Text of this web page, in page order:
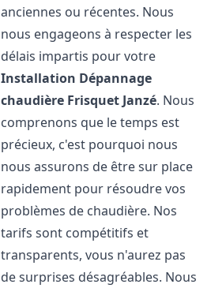
anciennes ou récentes. Nous
nous engageons à respecter les
délais impartis pour votre
Installation Dépannage
chaudière Frisquet Janzé. Nous
comprenons que le temps est
précieux, c'est pourquoi nous
nous assurons de être sur place
rapidement pour résoudre vos
problèmes de chaudière. Nos
tarifs sont compétitifs et
transparents, vous n'aurez pas
de surprises désagréables. Nous